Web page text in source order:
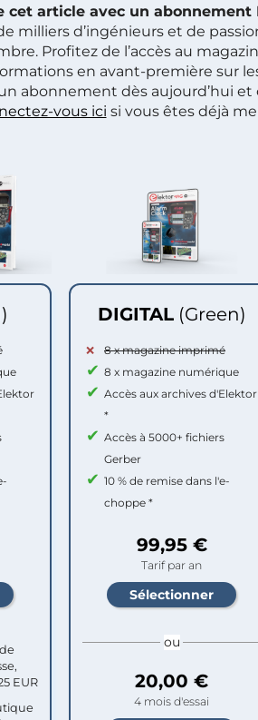
cet article avec un abonnement
milliers d’ingénieurs et de
Profitez de l’accès au
en avant-première sur
abonnement dès aujourd’hui
vous ici si vous êtes déjà
EUR
DIGITAL (Green)
8 x magazine imprimé
8 x magazine numérique
Accès aux archives d'Elektor
*
Accès à 5000+ fichiers
Gerber
10 % de remise dans l'e-
choppe *
99,95 €
Tarif par an
ou
20,00 €
4 mois d'essai